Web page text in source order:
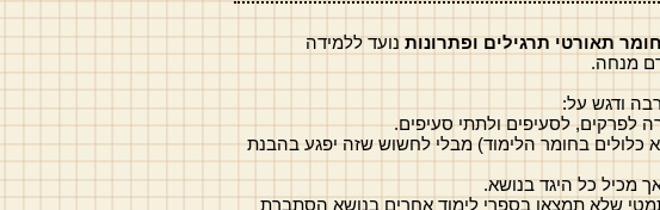
תאורטי תרגילים ופתרונותנועד ללמידה
מנחה.
ודגש על:
לפרקים, לסעיפים ולתתי סעיפים.
כלולים בחומר הלימוד) מבלי לחשוש שזה יפגע בהבנת
מכיל כל היגד בנושא.
שלא תמצאו בספרי לימוד אחרים בנושא הסתברת